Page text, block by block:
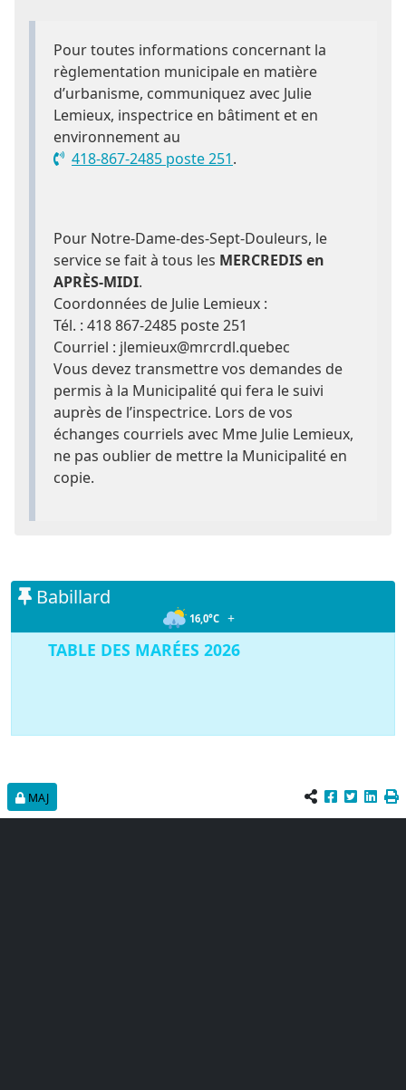
Pour toutes informations concernant la
règlementation municipale en matière
d’urbanisme, communiquez avec Julie
Lemieux, inspectrice en bâtiment et en
environnement au
418-867-2485 poste 251.
Pour Notre-Dame-des-Sept-Douleurs, le
service se fait à tous les MERCREDIS en
APRÈS-MIDI.
Coordonnées de Julie Lemieux :
Tél. : 418 867-2485 poste 251
Courriel : jlemieux@mrcrdl.quebec
Vous devez transmettre vos demandes de
permis à la Municipalité qui fera le suivi
auprès de l’inspectrice. Lors de vos
échanges courriels avec Mme Julie Lemieux,
ne pas oublier de mettre la Municipalité en
copie.
Babillard
16,0°C +
TABLE DES MARÉES 2026
TABLES DES MARÉES ÎLE VERTE
MAJ